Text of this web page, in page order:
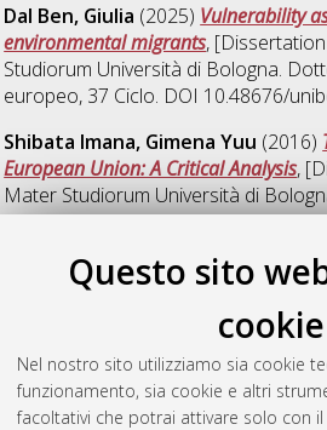
Questo sito
cookie
Nel nostro sito utilizziamo sia cookie
funzionamento, sia cookie e altri
facoltativi che potrai attivare solo con
Dal Ben, Giulia (2025) Vulnerability
environmental migrants,
Studiorum Università di Bologna.
europeo, 37 Ciclo. DOI 10.48676/
Shibata Imana, Gimena Yuu (2016)
European Union: A Critical Analysis,
Mater Studiorum Università di
Diritto europeo, 28 Ciclo. DOI
Villalba Cano, Laura Maria(2024)
europei: un'analisi della sua efficacia
,
Studiorum Università di Bologna.
europeo, 36 Ciclo.